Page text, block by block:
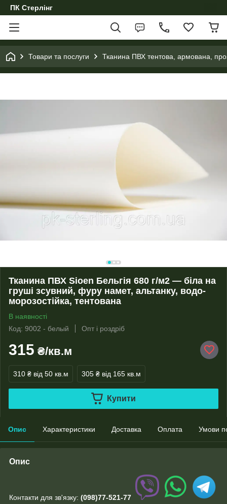
ПК Стерлінг
Товари та послуги Тканина ПВХ тентова, армована,
Тканина ПВХ Sioen Бельгія 680 г/м2 — біла на
груші зсувний, фуру намет, альтанку, водо-
морозостійка, тентована
В наявності
Код: 9002 - белый
Опт і роздріб
315 ₴/кв.м
310 ₴ від 50 кв.м 305 ₴ від 165 кв.м
Купити
Опис Характеристики Доставка Оплата Умови
Опис
Контакти для зв'язку: (098)77-521-77